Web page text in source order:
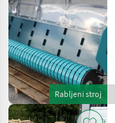
Rabljeni stroj